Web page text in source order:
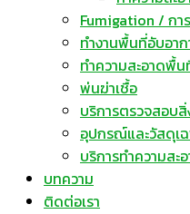
Fumigation / กา
ทำงานพื้นที่อับอา
ทำความสะอาดพื้
พ่นฆ่าเชื้อ
บริการตรวจสอบ
อุปกรณ์และวัสดุเ
บริการทำความส
บทความ
ติดต่อเรา